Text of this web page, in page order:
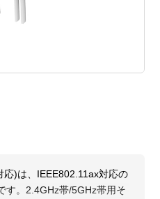
)は、IEEE802.11ax対応の
す。2.4GHz帯/5GHz帯用そ